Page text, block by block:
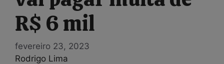
R$ 6 mil
fevereiro 23, 2023
Rodrigo Lima